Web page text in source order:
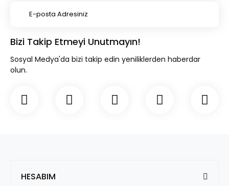
Bizi Takip Etmeyi Unutmayın!
Sosyal Medya'da bizi takip edin yeniliklerden haberdar
olun.
HESABIM